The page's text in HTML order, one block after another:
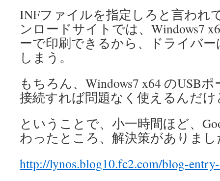
INFファイルを指定しろと言われ
ンロードサイトでは、Windows7
ーで印刷できるから、ドライバ
しまう。
もちろん、Windows7 x64 のUSB
接続すれば問題なく使えるんだ
ということで、小一時間ほど、
わったところ、解決策がありまし
http://lynos.blog10.fc2.com/blog-